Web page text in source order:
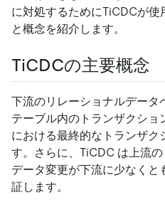
に対処するためにTiCDCが
と概念を紹介します。
TiCDCの主要概念
下流のリレーショナルデータ
テーブル内のトランザクシ
における最終的なトランザク
す。さらに、TiCDC は上流
データ変更が下流に少なくと
証します。